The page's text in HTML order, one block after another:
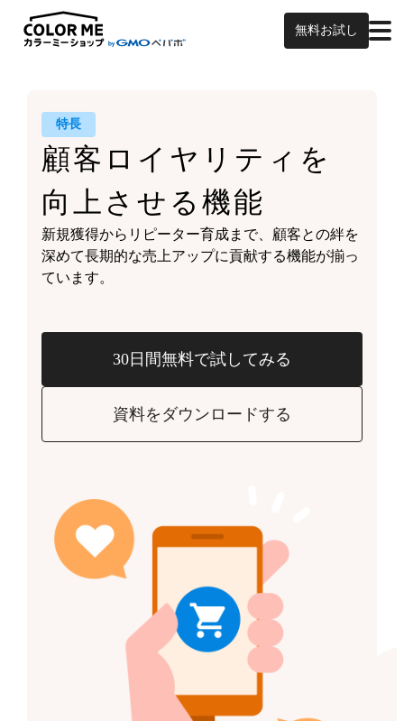
無料お試し
特長
顧客ロイヤリティを
向上させる機能
新規獲得からリピーター育成まで、 顧客との絆を
深めて長期的な売上アップに貢献する機能が揃っ
ています。
30日間無料で試してみる
資料をダウンロードする